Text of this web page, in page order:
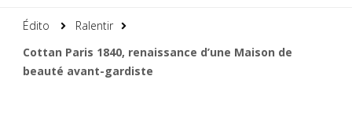
Édito
Ralentir
Cottan Paris 1840, renaissance d’une Maison de
beauté avant-gardiste